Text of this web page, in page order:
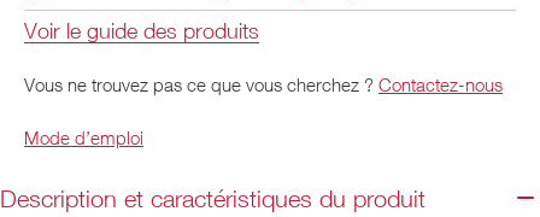
Voir le guide des produits
Vous ne trouvez pas ce que vous cherchez ? Contactez-nous
Mode d’emploi
Description et caractéristiques du produit